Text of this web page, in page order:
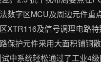
数字区MCU及周边元件重
XTR116及信号调理电路
保护元件采用大面积铺铜
中系统轻松通过了工业4